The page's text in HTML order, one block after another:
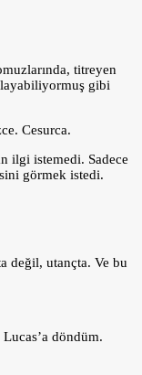
titreyen
gibi
Cesurca.
ilgi istemedi. Sadece
görmek istedi.
değil, utançta. Ve bu
döndüm.